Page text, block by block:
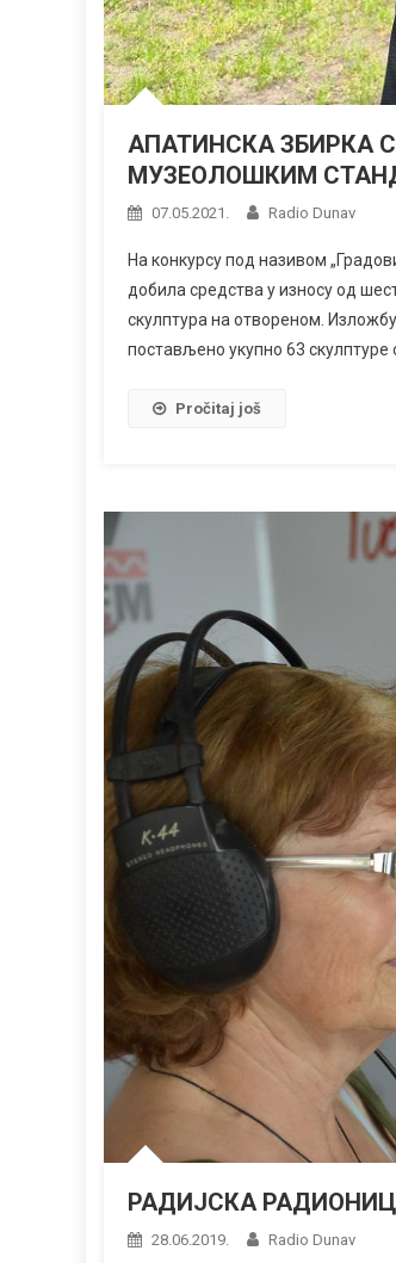
АПАТИНСКА ЗБИРКА
МУЗЕОЛОШКИМ
07.05.2021. Radio Dunav
На конкурсу под називом
добила средства у износу од
скулптура на отвореном.
постављено укупно 63 скулптуре
Pročitaj još
РАДИЈСКА
28.06.2019. Radio Dunav